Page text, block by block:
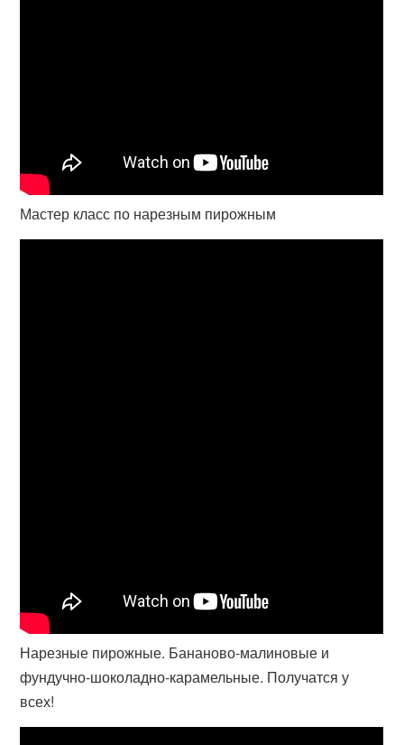
Мастер класс по нарезным пирожным
Нарезные пирожные. Бананово-малиновые и
фундучно-шоколадно-карамельные. Получатся у
всех!